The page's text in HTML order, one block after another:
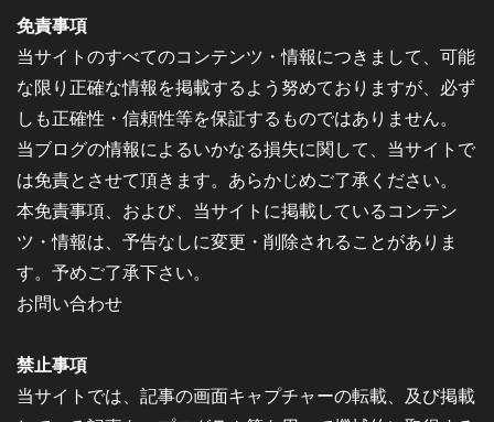
免責事項
当サイトのすべてのコンテンツ・情報につきまして、可能
な限り正確な情報を掲載するよう努めておりますが、必ず
しも正確性・信頼性等を保証するものではありません。
当ブログの情報によるいかなる損失に関して、当サイトで
は免責とさせて頂きます。あらかじめご了承ください。
本免責事項、および、当サイトに掲載しているコンテン
ツ・情報は、予告なしに変更・削除されることがありま
す。予めご了承下さい。
お問い合わせ
禁止事項
当サイトでは、記事の画面キャプチャーの転載、及び掲載